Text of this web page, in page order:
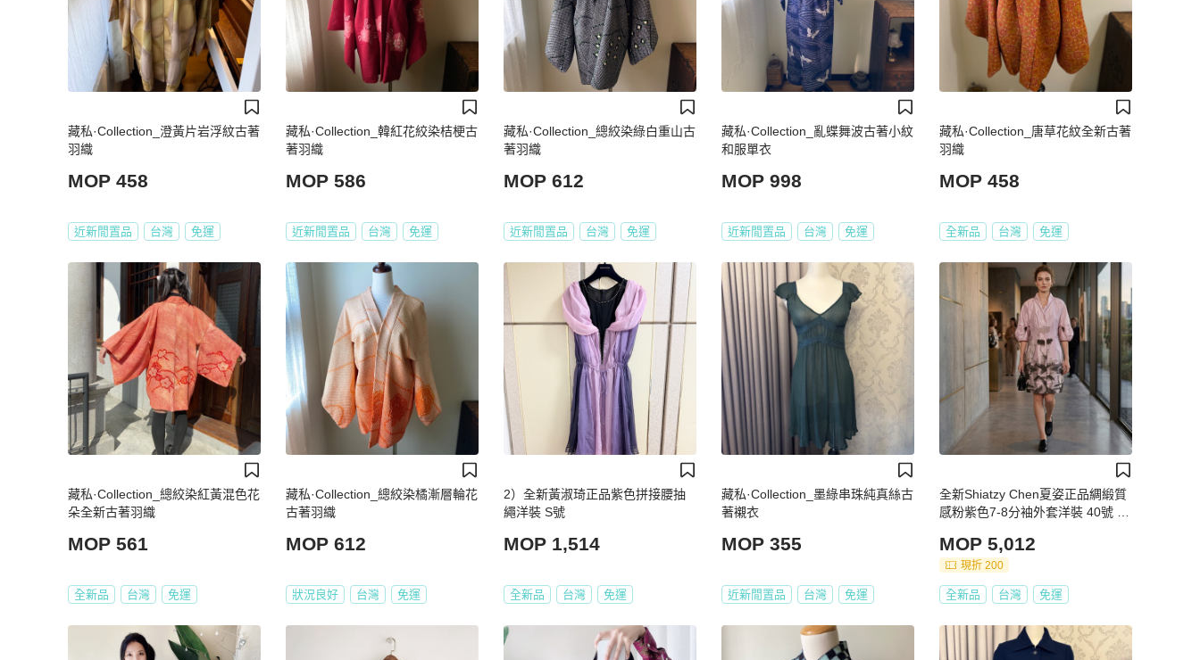
藏私·Collection_澄黃片岩浮紋古著
羽織
MOP 458
近新閒置品 台灣 免運
藏私·Collection_韓紅花絞染桔梗古
著羽織
MOP 586
近新閒置品 台灣 免運
藏私·Collection_總絞染綠白重山古
著羽織
MOP 612
近新閒置品 台灣 免運
藏私·Collection_亂蝶舞波古著小紋
和服單衣
MOP 998
近新閒置品 台灣 免運
藏私·Collection_唐草花紋全新古著
羽織
MOP 458
全新品 台灣 免運
藏私·Collection_總絞染紅黃混色花
朵全新古著羽織
MOP 561
全新品 台灣 免運
藏私·Collection_總絞染橘漸層輪花
古著羽織
MOP 612
狀況良好 台灣 免運
2）全新黃淑琦正品紫色拼接腰抽
繩洋裝 S號
MOP 1,514
全新品 台灣 免運
藏私·Collection_墨綠串珠純真絲古
著襯衣
MOP 355
近新閒置品 台灣 免運
全新Shiatzy Chen夏姿正品綢緞質
感粉紫色7-8分袖外套洋裝 40號 原
MOP 5,012
現折 200
全新品 台灣 免運